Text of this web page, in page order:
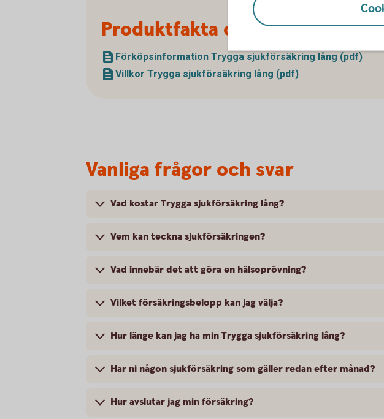
Produktfakta och villkor
Förköpsinformation Trygga sjuk­försäkring lång (pdf)
Villkor Trygga sjuk­försäkring lång (pdf)
Vanliga frågor och svar
Vad kostar Trygga sjukförsäkring lång?
Vem kan teckna sjukförsäkringen?
Vad innebär det att göra en hälsoprövning?
Vilket försäkringsbelopp kan jag välja?
Hur länge kan jag ha min Trygga sjukförsäkring lång?
Har ni någon sjukförsäkring som gäller redan efter månad?
Hur avslutar jag min försäkring?